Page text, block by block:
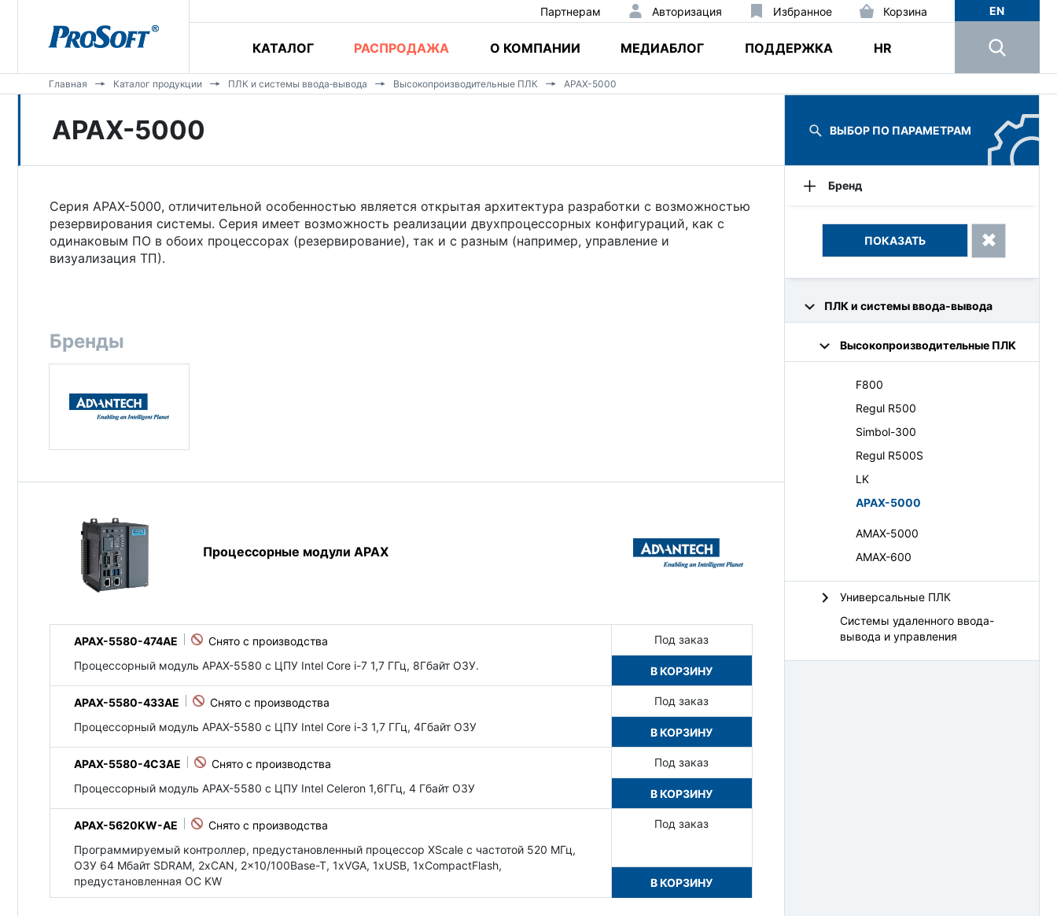
Партнерам Избранное
Авторизация Корзина
КАТАЛОГ РАСПРОДАЖА О КОМПАНИИ МЕДИАБЛОГ ПОДДЕРЖКА HR
EN
Главная Каталог продукции ПЛК и системы ввода‑вывода Высокопроизводительные ПЛК APAX-5000
APAX-5000
Серия APAX-5000, отличительной особенностью является открытая архитектура разработки с возможностью
резервирования системы. Серия имеет возможность реализации двухпроцессорных конфигураций, как с
одинаковым ПО в обоих процессорах (резервирование), так и с разным (например, управление и
визуализация ТП).
Бренды
Процессорные модули APAX
APAX-5580-474AE
Процессорный модуль APAX-5580 с ЦПУ Intel Core i-7 1,7 ГГц, 8Гбайт ОЗУ.
Под заказ
В КОРЗИНУ
APAX-5580-433AE
Процессорный модуль APAX-5580 с ЦПУ Intel Core i-3 1,7 ГГц, 4Гбайт ОЗУ
Под заказ
В КОРЗИНУ
APAX-5580-4C3AE
Процессорный модуль APAX-5580 с ЦПУ Intel Celeron 1,6ГГц, 4 Гбайт ОЗУ
Под заказ
В КОРЗИНУ
APAX-5620KW-AE
Программируемый контроллер, предустановленный процессор XScale с частотой 520 МГц,
ОЗУ 64 Мбайт SDRAM, 2xCAN, 2x10/100Base-T, 1xVGA, 1xUSB, 1xCompactFlash,
предустановленная ОС KW
Под заказ
В КОРЗИНУ
ВЫБОР ПО ПАРАМЕТРАМ
Бренд
ПЛК и системы ввода‑вывода
Высокопроизводительные ПЛК
F800
Regul R500
Simbol-300
Regul R500S
LK
APAX-5000
AMAX-5000
AMAX-600
Универсальные ПЛК
Системы удаленного ввода-
вывода и управления